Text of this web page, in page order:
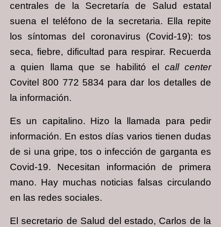
centrales de la Secretaría de Salud estatal
suena el teléfono de la secretaria. Ella repite
los síntomas del coronavirus (Covid-19): tos
seca, fiebre, dificultad para respirar. Recuerda
a quien llama que se habilitó el call center
Covitel 800 772 5834 para dar los detalles de
la información.
Es un capitalino. Hizo la llamada para pedir
información. En estos días varios tienen dudas
de si una gripe, tos o infección de garganta es
Covid-19. Necesitan información de primera
mano. Hay muchas noticias falsas circulando
en las redes sociales.
El secretario de Salud del estado, Carlos de la